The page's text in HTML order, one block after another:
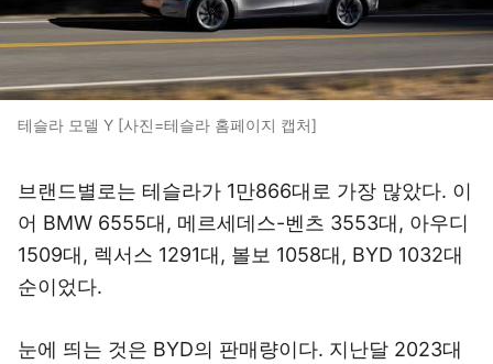
테슬라 모델 Y [사진=테슬라 홈페이지 캡처]
브랜드별로는 테슬라가 1만866대로 가장 많았다. 이
어 BMW 6555대, 메르세데스-벤츠 3553대, 아우디
1509대, 렉서스 1291대, 볼보 1058대, BYD 1032대
순이었다.
눈에 띄는 것은 BYD의 판매량이다. 지난달 2023대